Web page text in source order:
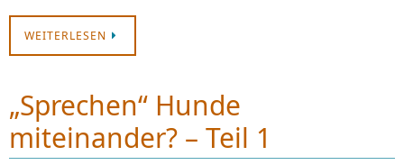
WEITERLESEN
„Sprechen“ Hunde
miteinander? – Teil 1